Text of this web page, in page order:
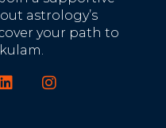
astrology’s
your path to